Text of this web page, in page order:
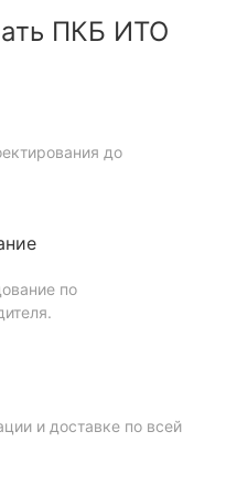
ПКБ ИТО
до
по
и доставке по всей